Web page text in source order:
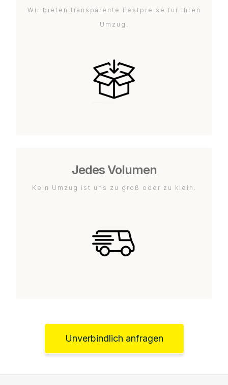
Wir bieten transparente Festpreise für Ihren
Umzug.
Jedes Volumen
Kein Umzug ist uns zu groß oder zu klein.
Unverbindlich anfragen